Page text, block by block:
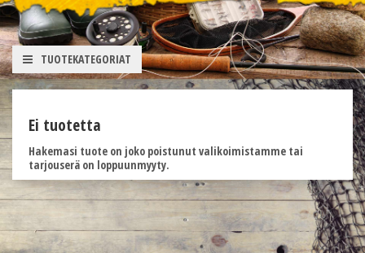
TUOTEKATEGORIAT
Ei tuotetta
Hakemasi tuote on joko poistunut valikoimistamme tai
tarjouserä on loppuunmyyty.